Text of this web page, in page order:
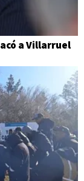
a Villarruel